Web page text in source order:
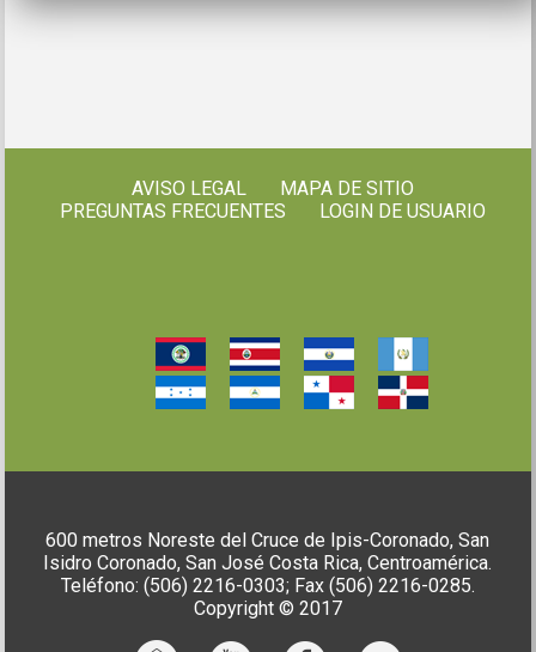
AVISO LEGAL
MAPA DE SITIO
PREGUNTAS FRECUENTES
LOGIN DE USUARIO
600 metros Noreste del Cruce de Ipis-Coronado, San
Isidro Coronado, San José Costa Rica, Centroamérica.
Teléfono: (506) 2216-0303; Fax (506) 2216-0285.
Copyright © 2017